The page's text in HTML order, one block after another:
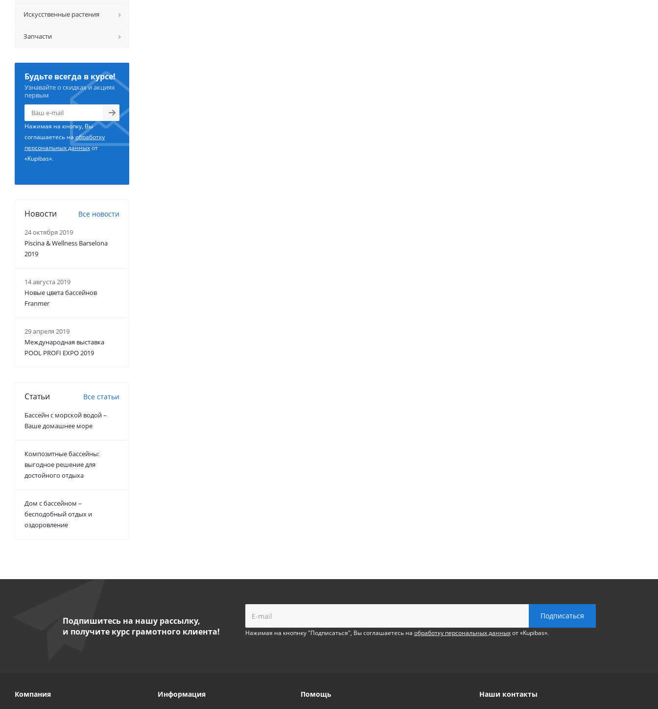
Искусственные растения
Запчасти
Будьте всегда в курсе!
Узнавайте о скидках и акциях
первым
Нажимая на кнопку, Вы
соглашаетесь наобработку
персональных данныхот
«Kupibas».
Новости Все новости
24 октября 2019
Piscina & Wellness Barselona
2019
14 августа 2019
Новые цвета бассейнов
Franmer
29 апреля 2019
Международная выставка
POOL PROFI EXPO 2019
Статьи Все статьи
Бассейн с морской водой –
Ваше домашнее море
Композитные бассейны:
выгодное решение для
достойного отдыха
Дом с бассейном –
бесподобный отдых и
оздоровление
Подпишитесь на нашу рассылку,
и получите курс грамотного клиента!
Нажимая на кнопнку "Подписаться", Вы соглашаетесь на обработку персональных данныхот «Kupibas».
Компания Информация Помощь Наши контакты